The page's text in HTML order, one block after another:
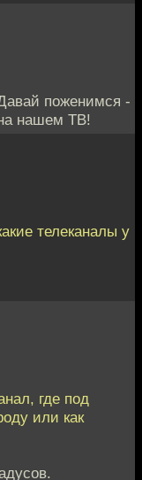
поженимся -
нашем ТВ!
телеканалы у
где под
или как